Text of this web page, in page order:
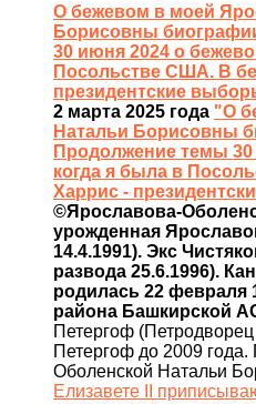
О бежевом в моей
Борисовны
30 июня 2024 о
Посольстве США. В
президентские
2 марта 2025 года "О
Натальи Борисовны
Продолжение темы 30
когда я была в
Харрис -
©Ярославова-
урожденная
14.4.1991). Экс
развода 25.6.1996).
родилась 22 февраля
района Башкирской
Петергоф (Петродворец
Петергоф до 2009
Оболенской Натальи
Елизавете II